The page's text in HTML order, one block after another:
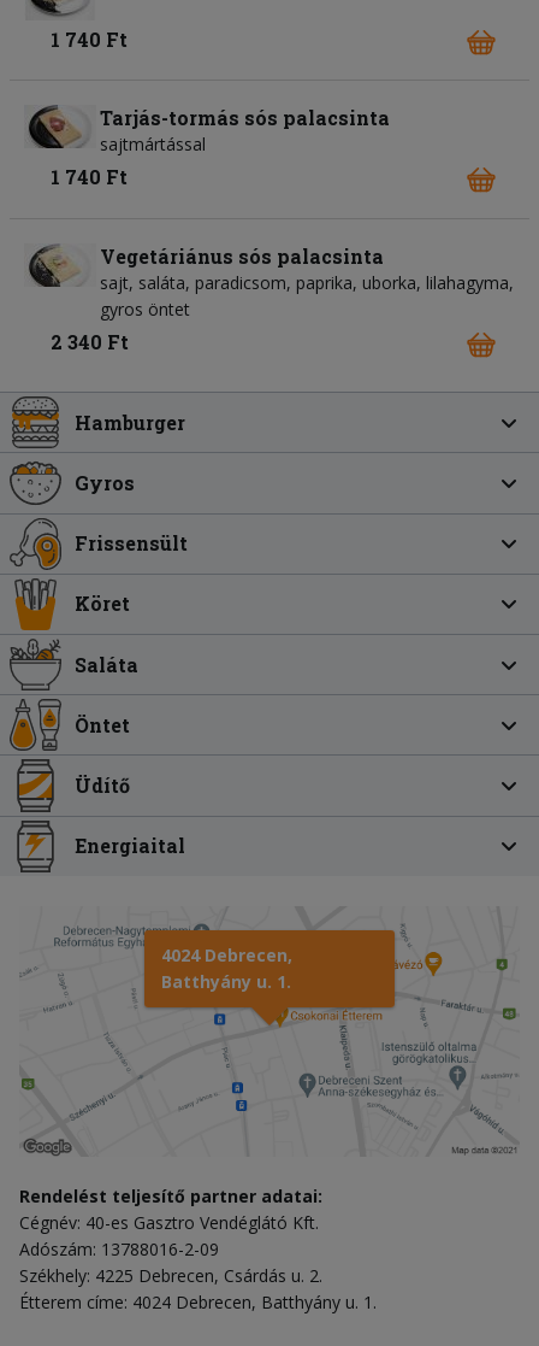
1 740 Ft
Tarjás-tormás sós palacsinta
sajtmártással
1 740 Ft
Vegetáriánus sós palacsinta
sajt, saláta, paradicsom, paprika, uborka, lilahagyma,
gyros öntet
2 340 Ft
Hamburger
Gyros
Frissensült
Köret
Saláta
Öntet
Üdítő
Energiaital
4024 Debrecen,
Batthyány u. 1.
Rendelést teljesítő partner adatai:
Cégnév: 40-es Gasztro Vendéglátó Kft.
Adószám: 13788016-2-09
Székhely: 4225 Debrecen, Csárdás u. 2.
Étterem címe: 4024 Debrecen, Batthyány u. 1.